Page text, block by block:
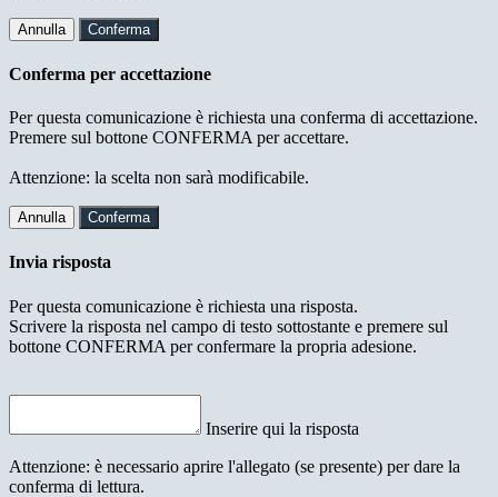
Annulla Conferma
Conferma per accettazione
Per questa comunicazione è richiesta una conferma di accettazione.
Premere sul bottone CONFERMA per accettare.
Attenzione: la scelta non sarà modificabile.
Annulla Conferma
Invia risposta
Per questa comunicazione è richiesta una risposta.
Scrivere la risposta nel campo di testo sottostante e premere sul
bottone CONFERMA per confermare la propria adesione.
Inserire qui la risposta
Attenzione: è necessario aprire l'allegato (se presente) per dare la
conferma di lettura.